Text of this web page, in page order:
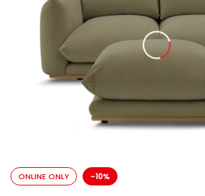
ONLINE ONLY -10%